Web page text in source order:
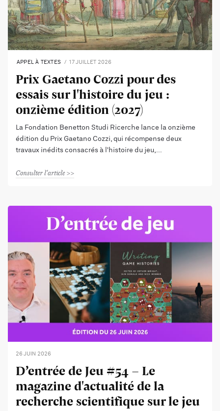
APPEL À TEXTES 17 JUILLET 2026
Prix Gaetano Cozzi pour des
essais sur l'histoire du jeu :
onzième édition (2027)
La Fondation Benetton Studi Ricerche lance la onzième
édition du Prix Gaetano Cozzi, qui récompense deux
travaux inédits consacrés à l'histoire du jeu,
Consulter l'article
26 JUIN 2026
D’entrée de Jeu #54 - Le
magazine d'actualité de la
recherche scientifique sur le jeu